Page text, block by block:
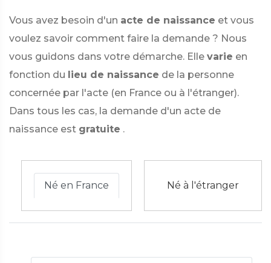
Vous avez besoin d'un acte de naissance et vous
voulez savoir comment faire la demande ? Nous
vous guidons dans votre démarche. Elle varie en
fonction du lieu de naissance de la personne
concernée par l'acte (en France ou à l'étranger).
Dans tous les cas, la demande d'un acte de
naissance est gratuite .
Né en France Né à l'étranger